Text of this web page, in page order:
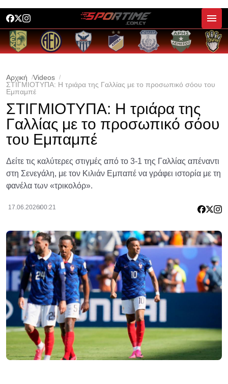
Αρχική
Videos
ΣΤΙΓΜΙΟΤΥΠΑ: Η τριάρα της Γαλλίας με το προσωπικό σόου του
Εμπαμπέ
ΣΤΙΓΜΙΟΤΥΠΑ: Η τριάρα της
Γαλλίας με το προσωπικό σόου
του Εμπαμπέ
Δείτε τις καλύτερες στιγμές από το 3-1 της Γαλλίας απέναντι
στη Σενεγάλη, με τον Κιλιάν Εμπαπέ να γράφει ιστορία με τη
φανέλα των «τρικολόρ».
17.06.202600:21